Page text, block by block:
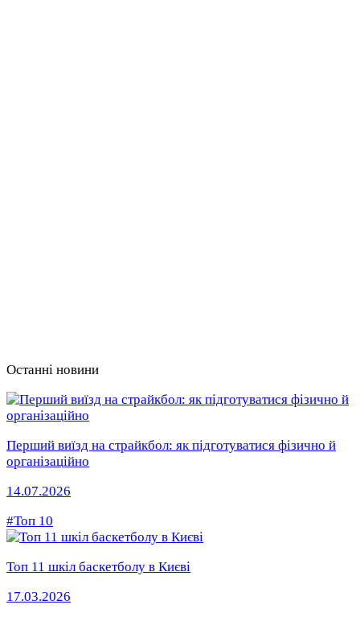
Останні новини
Перший виїзд на страйкбол: як підготуватися фізично й
організаційно
14.07.2026
#Топ 10
Топ 11 шкіл баскетболу в Києві
17.03.2026